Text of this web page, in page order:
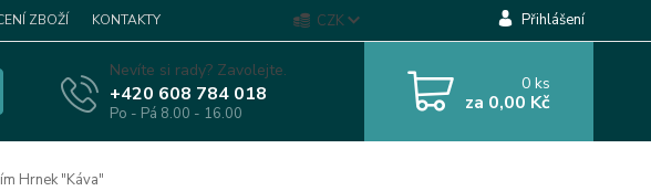
ZBOŽÍ KONTAKTY CZK Přihlášení
Nevíte si rady? Zavolejte.
+420 608 784 018
Po - Pá 8.00 - 16.00
0ks
za 0,00 Kč
Hrnek "Káva"